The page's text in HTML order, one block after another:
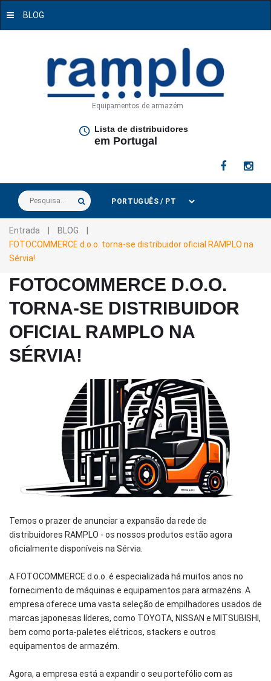
Equipamentos de armazém
Lista de distribuidores
em Portugal
BLOG
Pesquisa...
Entrada BLOG
FOTOCOMMERCE d.o.o. torna-se distribuidor oficial RAMPLO na
Sérvia!
FOTOCOMMERCE D.O.O.
TORNA-SE DISTRIBUIDOR
OFICIAL RAMPLO NA
SÉRVIA!
Temos o prazer de anunciar a expansão da rede de
distribuidores RAMPLO - os nossos produtos estão agora
oficialmente disponíveis na Sérvia.
A FOTOCOMMERCE d.o.o. é especializada há muitos anos no
fornecimento de máquinas e equipamentos para armazéns. A
empresa oferece uma vasta seleção de empilhadores usados de
marcas japonesas líderes, como TOYOTA, NISSAN e MITSUBISHI,
bem como porta-paletes elétricos, stackers e outros
equipamentos de armazém.
Agora, a empresa está a expandir o seu portefólio com as